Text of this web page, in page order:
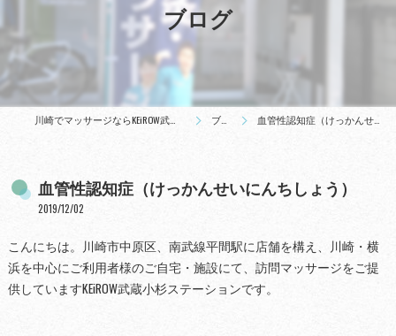
ブログ
川崎でマッサージならKEiROW武蔵小杉ステーション ブログ 血管性認知症（けっかんせいにんちしょう）
血管性認知症（けっかんせいにんちしょう）
2019/12/02
こんにちは。川崎市中原区、南武線平間駅に店舗を構え、川崎・横
浜を中心にご利用者様のご自宅・施設にて、訪問マッサージをご提
供していますKEiROW武蔵小杉ステーションです。